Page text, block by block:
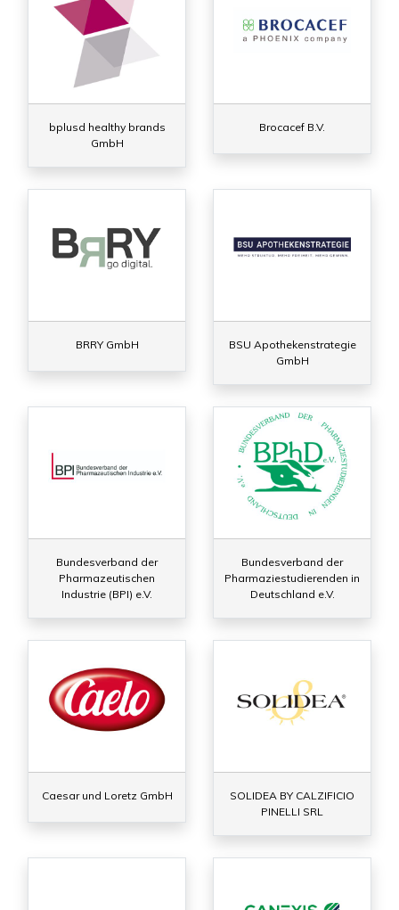
bplusd healthy brands
GmbH
Brocacef B.V.
BRRY GmbH
BSU Apothekenstrategie
GmbH
Bundesverband der
Pharmazeutischen
Industrie (BPI) e.V.
Bundesverband der
Pharmaziestudierenden in
Deutschland e.V.
Caesar und Loretz GmbH
SOLIDEA BY CALZIFICIO
PINELLI SRL